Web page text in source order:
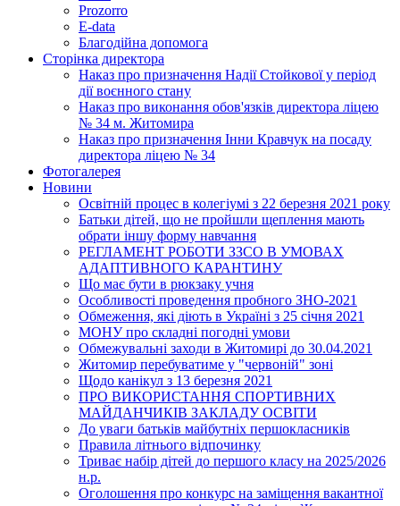
Prozorro
E-data
Благодійна допомога
Сторінка директора
Наказ про призначення Надії Стойкової у період
дії воєнного стану
Наказ про виконання обов'язків директора ліцею
№ 34 м. Житомира
Наказ про призначення Інни Кравчук на посаду
директора ліцею № 34
Фотогалерея
Новини
Освітній процес в колегіумі з 22 березня 2021 року
Батьки дітей, що не пройшли щеплення мають
обрати іншу форму навчання
РЕГЛАМЕНТ РОБОТИ ЗЗСО В УМОВАХ
АДАПТИВНОГО КАРАНТИНУ
Що має бути в рюкзаку учня
Особливості проведення пробного ЗНО-2021
Обмеження, які діють в Україні з 25 січня 2021
МОНУ про складні погодні умови
Обмежувальні заходи в Житомирі до 30.04.2021
Житомир перебуватиме у "червоній" зоні
Щодо канікул з 13 березня 2021
ПРО ВИКОРИСТАННЯ СПОРТИВНИХ
МАЙДАНЧИКІВ ЗАКЛАДУ ОСВІТИ
До уваги батьків майбутніх першокласників
Правила літнього відпочинку
Триває набір дітей до першого класу на 2025/2026
н.р.
Оголошення про конкурс на заміщення вакантної